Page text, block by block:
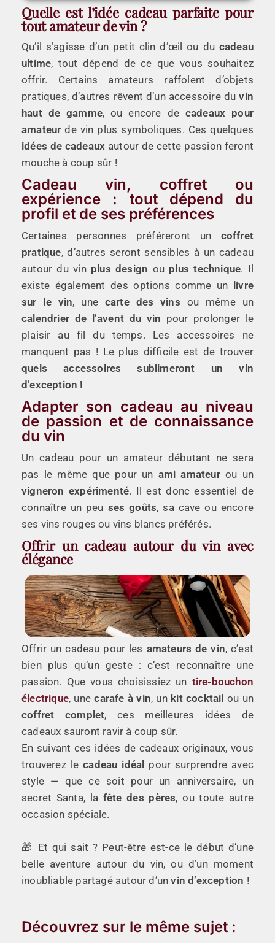
Quelle est l’idée cadeau parfaite pour
tout amateur de vin ?
Qu’il s’agisse d’un petit clin d’œil ou du cadeau
ultime, tout dépend de ce que vous souhaitez
offrir. Certains amateurs raffolent d’objets
pratiques, d’autres rêvent d’un accessoire duvin
haut de gamme, ou encore de cadeaux pour
amateur de vin plus symboliques. Ces quelques
idées de cadeaux autour de cette passion feront
mouche à coup sûr !
Cadeau vin, coffret ou
expérience : tout dépend du
profil et de ses préférences
Certaines personnes préféreront un coffret
pratique, d’autres seront sensibles à un cadeau
autour du vin plus design ou plus technique. Il
existe également des options comme un
livre
sur le vin, une carte des vins ou même un
calendrier de l’avent du vin pour prolonger le
plaisir au fil du temps. Les accessoires ne
manquent pas ! Le plus difficile est de trouver
quels accessoires sublimeront un vin
d’exception !
Adapter son cadeau au niveau
de passion et de connaissance
du vin
Un cadeau pour un amateur débutant ne sera
pas le même que pour un ami amateurou un
vigneron expérimenté. Il est donc essentiel de
connaître un peu ses goûts, sa cave ou encore
ses vins rouges ou vins blancs préférés.
Offrir un cadeau autour du vin avec
élégance
Offrir un cadeau pour les amateurs de vin, c’est
bien plus qu’un geste : c’est reconnaître une
passion. Que vous choisissiez un tire-bouchon
électrique, unecarafe à vin, un kit cocktail ou un
coffret complet, ces meilleures idées de
cadeaux sauront ravir à coup sûr.
En suivant ces idées de cadeaux originaux, vous
trouverez lecadeau idéal pour surprendre avec
style — que ce soit pour un anniversaire, un
secret Santa, la fête des pères, ou toute autre
occasion spéciale.
🎁 Et qui sait ? Peut-être est-ce le début d’une
belle aventure autour du vin, ou d’un moment
inoubliable partagé autour d’unvin d’exception !
Découvrez sur le même sujet :